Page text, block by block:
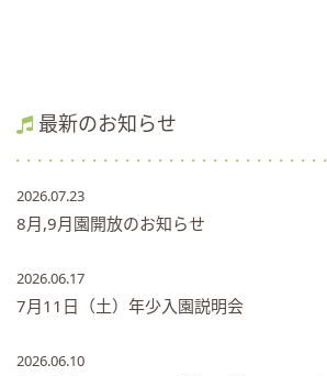
最新のお知らせ
2026.07.23
8月,9月園開放のお知らせ
2026.06.17
7月11日（土）年少入園説明会
2026.06.10